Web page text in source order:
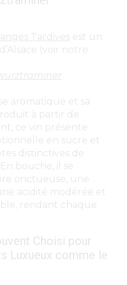
Tardives est un
(voir notre
aromatique et sa
à partir de
ce vin présente
en sucre et
distinctives de
bouche, il se
onctueuse, une
acidité modérée et
rendant chaque
Choisi pour
Luxueux comme le